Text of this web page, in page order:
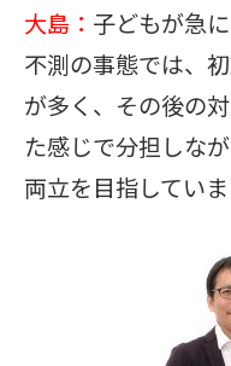
大島： 子どもが急
不測の事態では、
が多く、その後の
た感じで分担しな
両立を目指していま